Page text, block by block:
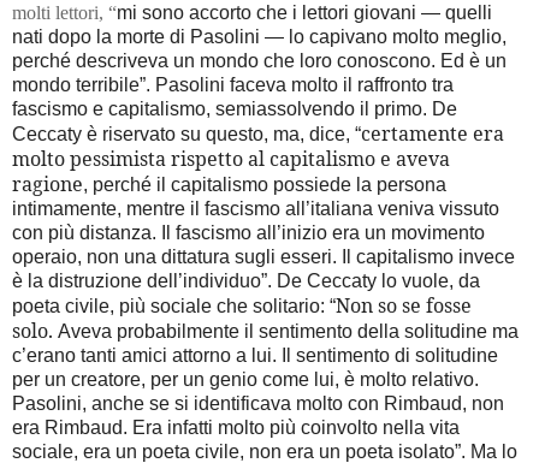
molti lettori, “mi sono accorto che i lettori giovani — quelli
nati dopo la morte di Pasolini — lo capivano molto meglio,
perché descriveva un mondo che loro conoscono. Ed è un
mondo terribile”. Pasolini faceva molto il raffronto tra
fascismo e capitalismo, semiassolvendo il primo. De
Ceccaty è riservato su questo, ma, dice, “certamente era
molto pessimista rispetto al capitalismo e aveva
ragione, perché il capitalismo possiede la persona
intimamente, mentre il fascismo all’italiana veniva vissuto
con più distanza. Il fascismo all’inizio era un movimento
operaio, non una dittatura sugli esseri. Il capitalismo invece
è la distruzione dell’individuo”. De Ceccaty lo vuole, da
poeta civile, più sociale che solitario: “Non so se fosse
solo. Aveva probabilmente il sentimento della solitudine ma
c’erano tanti amici attorno a lui. Il sentimento di solitudine
per un creatore, per un genio come lui, è molto relativo.
Pasolini, anche se si identificava molto con Rimbaud, non
era Rimbaud. Era infatti molto più coinvolto nella vita
sociale, era un poeta civile, non era un poeta isolato”. Ma lo